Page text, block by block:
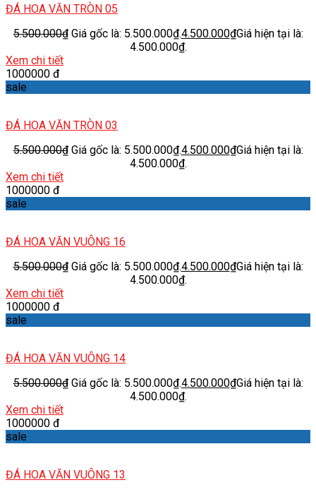
ĐÁ HOA VĂN TRÒN 05
5.500.000₫ Giá gốc là: 5.500.000₫.4.500.000₫Giá hiện tại là:
4.500.000₫.
Xem chi tiết
1000000 đ
sale
ĐÁ HOA VĂN TRÒN 03
5.500.000₫ Giá gốc là: 5.500.000₫.4.500.000₫Giá hiện tại là:
4.500.000₫.
Xem chi tiết
1000000 đ
sale
ĐÁ HOA VĂN VUÔNG 16
5.500.000₫ Giá gốc là: 5.500.000₫.4.500.000₫Giá hiện tại là:
4.500.000₫.
Xem chi tiết
1000000 đ
sale
ĐÁ HOA VĂN VUÔNG 14
5.500.000₫ Giá gốc là: 5.500.000₫.4.500.000₫Giá hiện tại là:
4.500.000₫.
Xem chi tiết
1000000 đ
sale
ĐÁ HOA VĂN VUÔNG 13